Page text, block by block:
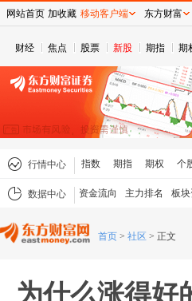
财经 焦点 股票 新股 期指 期
行情中心 指数 期指 期权 个
数据中心 资金流向 主力排名 板
首页 > 社区 > 正文
为什么涨得好
网站首页 加收藏 移动客户端 东方财富